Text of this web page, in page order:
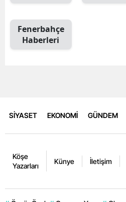
Fenerbahçe
Haberleri
SİYASET EKONOMİ GÜNDEM
Köşe
Yazarları
Künye İletişim